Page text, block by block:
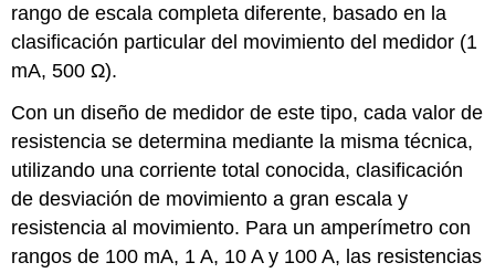
rango de escala completa diferente, basado en la
clasificación particular del movimiento del medidor (1
mA, 500 Ω).
Con un diseño de medidor de este tipo, cada valor de
resistencia se determina mediante la misma técnica,
utilizando una corriente total conocida, clasificación
de desviación de movimiento a gran escala y
resistencia al movimiento. Para un amperímetro con
rangos de 100 mA, 1 A, 10 A y 100 A, las resistencias